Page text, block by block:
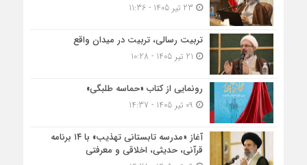
تربیت رسالی، تربیت در میدان واقع
رونمایی از کتاب «حماسه طلبگی»
آغاز «مدرسه تابستانی تهذیب» با ۱۴ برنامه
قرآنی، حدیثی، اخلاقی و معرفتی